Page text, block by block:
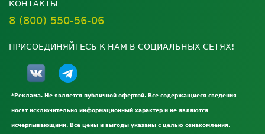
КОНТАКТЫ
8 (800) 550-56-06
ПРИСОЕДИНЯЙТЕСЬ К НАМ В СОЦИАЛЬНЫХ СЕТЯХ!
*Реклама. Не является публичной офертой. Все содержащиеся сведения
носят исключительно информационный характер и не являются
исчерпывающими. Все цены и выгоды указаны с целью ознакомления.